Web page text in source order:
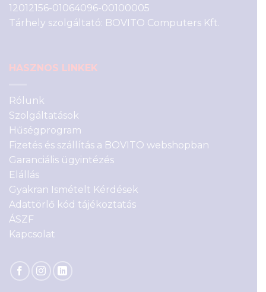
12012156-01064096-00100005
Tárhely szolgáltató: BOVITO Computers Kft.
HASZNOS LINKEK
Rólunk
Szolgáltatások
Hűségprogram
Fizetés és szállítás a BOVITO webshopban
Garanciális ügyintézés
Elállás
Gyakran Ismételt Kérdések
Adattörlő kód tájékoztatás
ÁSZF
Kapcsolat